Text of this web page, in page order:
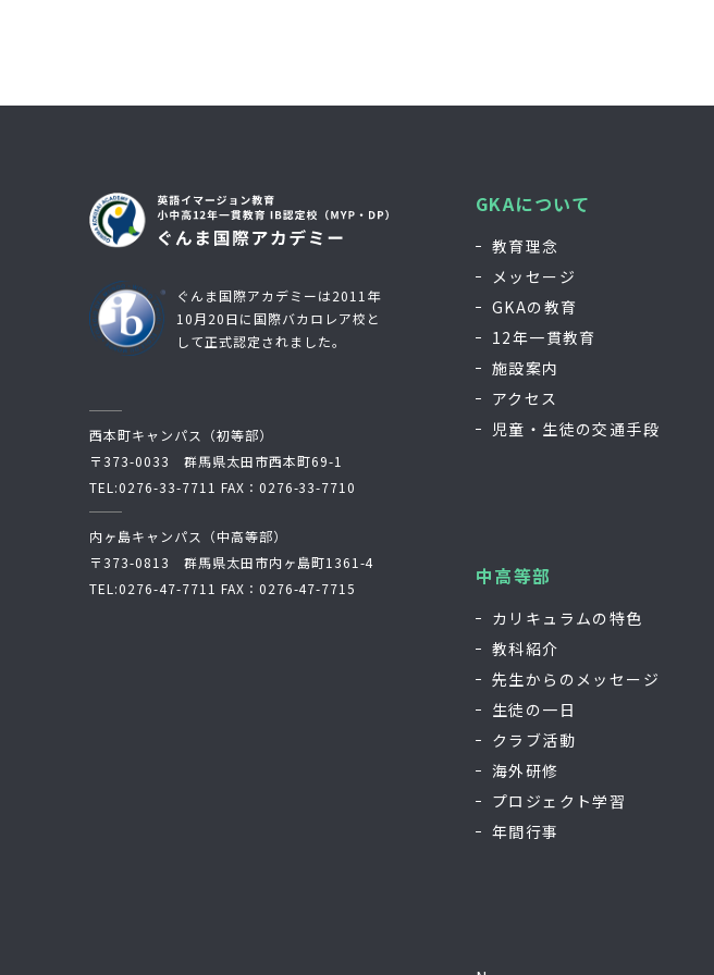
ぐんま国際アカデミーは2011年
10月20日に国際バカロレア校と
して正式認定されました。
西本町キャンパス（初等部）
〒373-0033 群馬県太田市西本町69-1
TEL:0276-33-7711 FAX：0276-33-7710
内ヶ島キャンパス（中高等部）
〒373-0813 群馬県太田市内ヶ島町1361-4
TEL:0276-47-7711 FAX：0276-47-7715
GKAについて
教育理念
メッセージ
GKAの教育
12年一貫教育
施設案内
アクセス
児童・生徒の交通手段
中高等部
カリキュラムの特色
教科紹介
先生からのメッセージ
生徒の一日
クラブ活動
海外研修
プロジェクト学習
年間行事